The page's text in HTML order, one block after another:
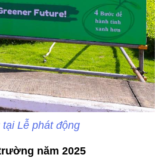
Lễ phát động
năm 2025